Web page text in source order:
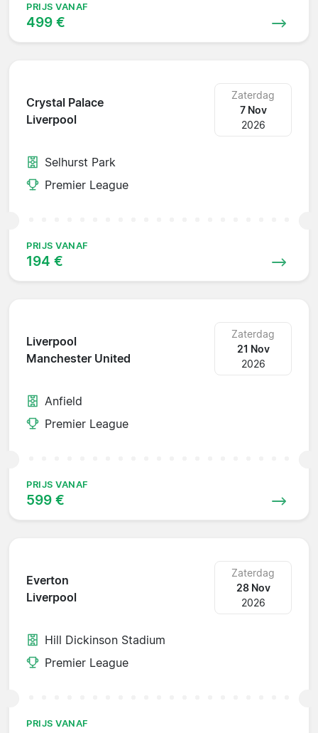
PRIJS VANAF
499 €
Crystal Palace
Liverpool
Zaterdag
7 Nov
2026
Selhurst Park
Premier League
PRIJS VANAF
194 €
Liverpool
Manchester United
Zaterdag
21 Nov
2026
Anfield
Premier League
PRIJS VANAF
599 €
Everton
Liverpool
Zaterdag
28 Nov
2026
Hill Dickinson Stadium
Premier League
PRIJS VANAF